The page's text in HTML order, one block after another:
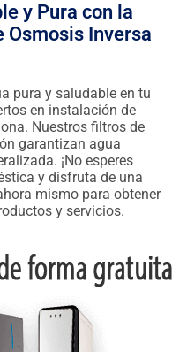
y Pura con la
Osmosis Inversa
pura y saludable en tu
en instalación de
Nuestros filtros de
garantizan agua
¡No esperes
y disfruta de una
mismo para obtener
y servicios.